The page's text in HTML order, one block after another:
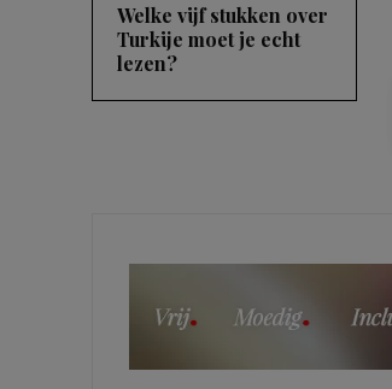
Welke vijf stukken over
Turkije moet je echt
lezen?